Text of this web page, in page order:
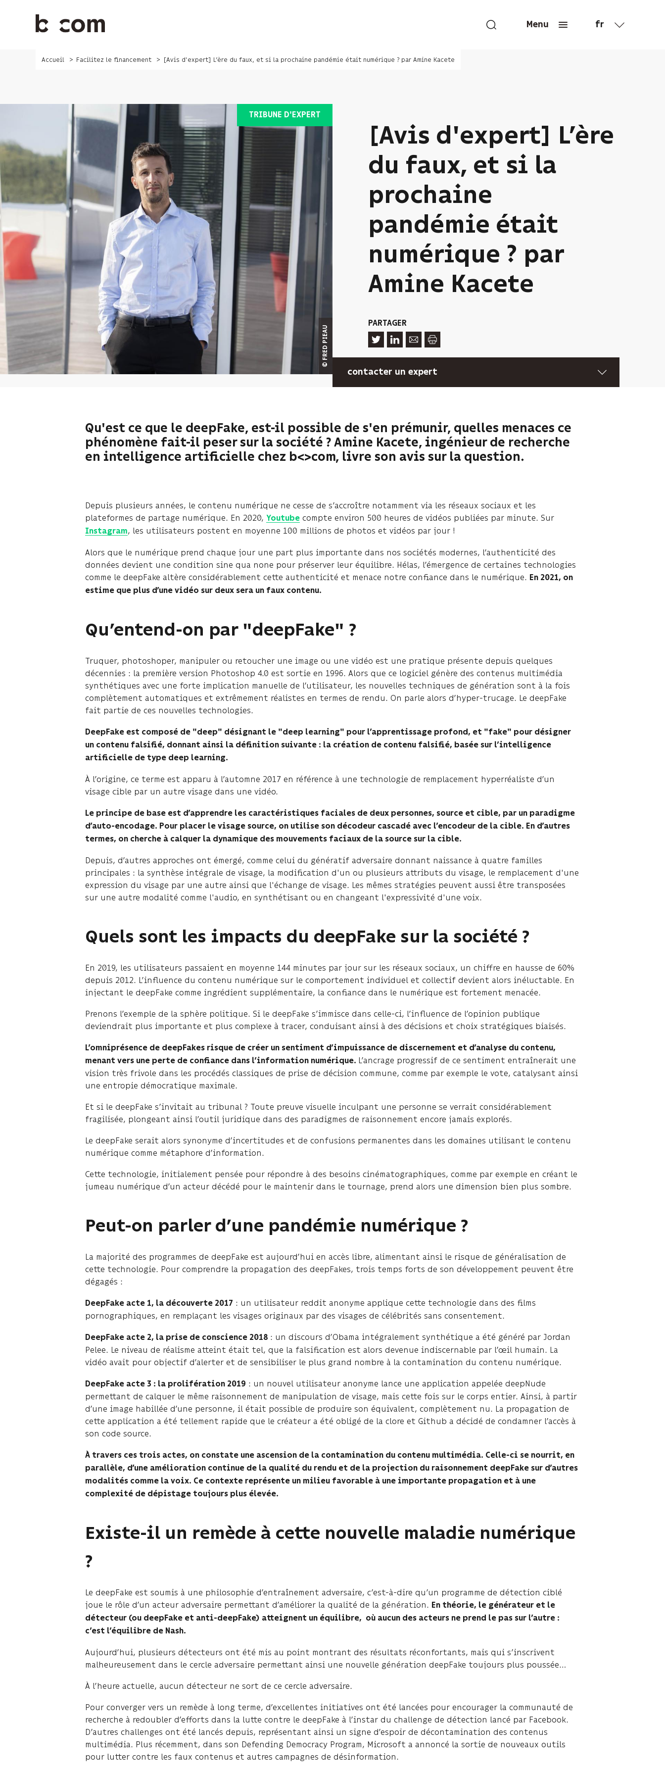
Menu fr
Accueil Facilitez le financement [Avis d'expert] L’ère du faux, et si la prochaine pandémie était numérique ? par Amine Kacete
© FRED PIEAU
TRIBUNE D'EXPERT
[Avis d'expert] L’ère
du faux, et si la
prochaine
pandémie était
numérique ? par
Amine Kacete
PARTAGER
contacter un expert
Qu'est ce que le deepFake, est-il possible de s'en prémunir, quelles menaces ce
phénomène fait-il peser sur la société ? Amine Kacete, ingénieur de recherche
en intelligence artificielle chez b<>com, livre son avis sur la question.
Depuis plusieurs années, le contenu numérique ne cesse de s’accroître notamment via les réseaux sociaux et les
plateformes de partage numérique. En 2020, Youtube compte environ 500 heures de vidéos publiées par minute. Sur
Instagram, les utilisateurs postent en moyenne 100 millions de photos et vidéos par jour !
Alors que le numérique prend chaque jour une part plus importante dans nos sociétés modernes, l’authenticité des
données devient une condition sine qua none pour préserver leur équilibre. Hélas, l’émergence de certaines technologies
comme le deepFake altère considérablement cette authenticité et menace notre confiance dans le numérique. En 2021, on
estime que plus d’une vidéo sur deux sera un faux contenu.
Qu’entend-on par "deepFake" ?
Truquer, photoshoper, manipuler ou retoucher une image ou une vidéo est une pratique présente depuis quelques
décennies : la première version Photoshop 4.0 est sortie en 1996. Alors que ce logiciel génère des contenus multimédia
synthétiques avec une forte implication manuelle de l’utilisateur, les nouvelles techniques de génération sont à la fois
complètement automatiques et extrêmement réalistes en termes de rendu. On parle alors d’hyper-trucage. Le deepFake
fait partie de ces nouvelles technologies.
DeepFake est composé de "deep" désignant le "deep learning" pour l’apprentissage profond, et "fake" pour désigner
un contenu falsifié, donnant ainsi la définition suivante : la création de contenu falsifié, basée sur l’intelligence
artificielle de type deep learning.
À l’origine, ce terme est apparu à l’automne 2017 en référence à une technologie de remplacement hyperréaliste d’un
visage cible par un autre visage dans une vidéo.
Le principe de base est d’apprendre les caractéristiques faciales de deux personnes, source et cible, par un paradigme
d’auto-encodage. Pour placer le visage source, on utilise son décodeur cascadé avec l’encodeur de la cible. En d’autres
termes, on cherche à calquer la dynamique des mouvements faciaux de la source sur la cible.
Depuis, d’autres approches ont émergé, comme celui du génératif adversaire donnant naissance à quatre familles
principales : la synthèse intégrale de visage, la modification d'un ou plusieurs attributs du visage, le remplacement d'une
expression du visage par une autre ainsi que l'échange de visage. Les mêmes stratégies peuvent aussi être transposées
sur une autre modalité comme l'audio, en synthétisant ou en changeant l'expressivité d'une voix.
Quels sont les impacts du deepFake sur la société ?
En 2019, les utilisateurs passaient en moyenne 144 minutes par jour sur les réseaux sociaux, un chiffre en hausse de 60%
depuis 2012. L’influence du contenu numérique sur le comportement individuel et collectif devient alors inéluctable. En
injectant le deepFake comme ingrédient supplémentaire, la confiance dans le numérique est fortement menacée.
Prenons l’exemple de la sphère politique. Si le deepFake s’immisce dans celle-ci, l’influence de l’opinion publique
deviendrait plus importante et plus complexe à tracer, conduisant ainsi à des décisions et choix stratégiques biaisés.
L’omniprésence de deepFakes risque de créer un sentiment d’impuissance de discernement et d’analyse du contenu,
menant vers une perte de confiance dans l’information numérique. L’ancrage progressif de ce sentiment entraînerait une
vision très frivole dans les procédés classiques de prise de décision commune, comme par exemple le vote, catalysant ainsi
une entropie démocratique maximale.
Et si le deepFake s’invitait au tribunal ? Toute preuve visuelle inculpant une personne se verrait considérablement
fragilisée, plongeant ainsi l’outil juridique dans des paradigmes de raisonnement encore jamais explorés.
Le deepFake serait alors synonyme d’incertitudes et de confusions permanentes dans les domaines utilisant le contenu
numérique comme métaphore d’information.
Cette technologie, initialement pensée pour répondre à des besoins cinématographiques, comme par exemple en créant le
jumeau numérique d’un acteur décédé pour le maintenir dans le tournage, prend alors une dimension bien plus sombre.
Peut-on parler d’une pandémie numérique ?
La majorité des programmes de deepFake est aujourd’hui en accès libre, alimentant ainsi le risque de généralisation de
cette technologie. Pour comprendre la propagation des deepFakes, trois temps forts de son développement peuvent être
dégagés :
DeepFake acte 1, la découverte 2017 : un utilisateur reddit anonyme applique cette technologie dans des films
pornographiques, en remplaçant les visages originaux par des visages de célébrités sans consentement.
DeepFake acte 2, la prise de conscience 2018 : un discours d’Obama intégralement synthétique a été généré par Jordan
Pelee. Le niveau de réalisme atteint était tel, que la falsification est alors devenue indiscernable par l’œil humain. La
vidéo avait pour objectif d’alerter et de sensibiliser le plus grand nombre à la contamination du contenu numérique.
DeepFake acte 3 : la prolifération 2019 : un nouvel utilisateur anonyme lance une application appelée deepNude
permettant de calquer le même raisonnement de manipulation de visage, mais cette fois sur le corps entier. Ainsi, à partir
d’une image habillée d’une personne, il était possible de produire son équivalent, complètement nu. La propagation de
cette application a été tellement rapide que le créateur a été obligé de la clore et Github a décidé de condamner l’accès à
son code source.
À travers ces trois actes, on constate une ascension de la contamination du contenu multimédia. Celle-ci se nourrit, en
parallèle, d’une amélioration continue de la qualité du rendu et de la projection du raisonnement deepFake sur d’autres
modalités comme la voix. Ce contexte représente un milieu favorable à une importante propagation et à une
complexité de dépistage toujours plus élevée.
Existe-il un remède à cette nouvelle maladie numérique
?
Le deepFake est soumis à une philosophie d’entraînement adversaire, c’est-à-dire qu’un programme de détection ciblé
joue le rôle d’un acteur adversaire permettant d’améliorer la qualité de la génération.
En théorie, le générateur et le
détecteur (ou deepFake et anti-deepFake) atteignent un équilibre, où aucun des acteurs ne prend le pas sur l’autre :
c’est l’équilibre de Nash.
Aujourd’hui, plusieurs détecteurs ont été mis au point montrant des résultats réconfortants, mais qui s’inscrivent
malheureusement dans le cercle adversaire permettant ainsi une nouvelle génération deepFake toujours plus poussée…
À l’heure actuelle, aucun détecteur ne sort de ce cercle adversaire.
Pour converger vers un remède à long terme, d’excellentes initiatives ont été lancées pour encourager la communauté de
recherche à redoubler d’efforts dans la lutte contre le deepFake à l’instar du challenge de détection lancé par Facebook.
D’autres challenges ont été lancés depuis, représentant ainsi un signe d’espoir de décontamination des contenus
multimédia. Plus récemment, dans son Defending Democracy Program, Microsoft a annoncé la sortie de nouveaux outils
pour lutter contre les faux contenus et autres campagnes de désinformation.